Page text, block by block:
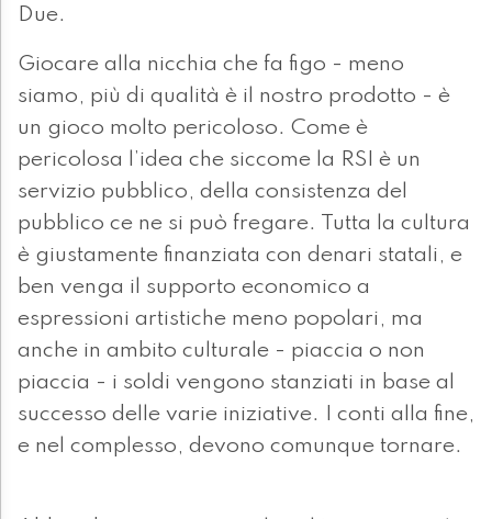
Due.
Giocare alla nicchia che fa figo - meno
siamo, più di qualità è il nostro prodotto - è
un gioco molto pericoloso. Come è
pericolosa l’idea che siccome la RSI è un
servizio pubblico, della consistenza del
pubblico ce ne si può fregare. Tutta la cultura
è giustamente finanziata con denari statali, e
ben venga il supporto economico a
espressioni artistiche meno popolari, ma
anche in ambito culturale - piaccia o non
piaccia - i soldi vengono stanziati in base al
successo delle varie iniziative. I conti alla fine,
e nel complesso, devono comunque tornare.